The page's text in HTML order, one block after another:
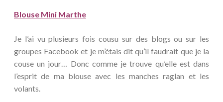
Blouse Mini Marthe
Je l’ai vu plusieurs fois cousu sur des blogs ou sur les
groupes Facebook et je m’étais dit qu’il faudrait que je la
couse un jour… Donc comme je trouve qu’elle est dans
l’esprit de ma blouse avec les manches raglan et les
volants.